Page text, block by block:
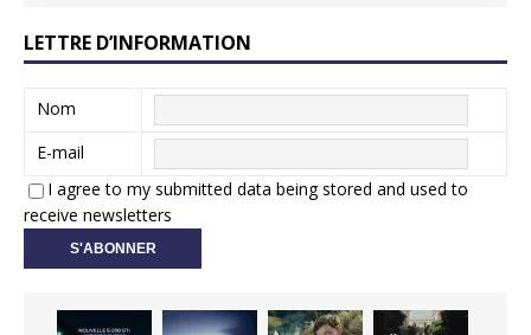
LETTRE D’INFORMATION
Nom
E-mail
I agree to my submitted data being stored and used to
receive newsletters